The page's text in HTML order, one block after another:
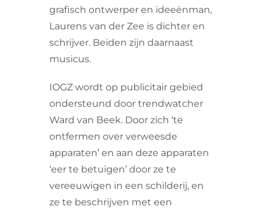
grafisch ontwerper en ideeënman,
Laurens van der Zee is dichter en
schrijver. Beiden zijn daarnaast
musicus.
IOGZ wordt op publicitair gebied
ondersteund door trendwatcher
Ward van Beek. Door zich ‘te
ontfermen over verweesde
apparaten’ en aan deze apparaten
‘eer te betuigen’ door ze te
vereeuwigen in een schilderij, en
ze te beschrijven met een